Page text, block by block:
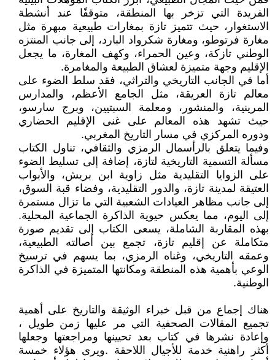
الفريدة التي تزخر بها المنطقة، متوقفًا عند أنشطة
الاستغوار، حيث تتميز تازة بمغارات طبيعية مبهرة مثل
مغارة فرتوطو، ومغارة شكرواد البارد، إلى جانب المنتزه
الوطني تازكة، وعين الحمراء، وكهف المغارة، ما يجعل
الإقليم وجهة متميزة لعشاق الطبيعة والمغامرة.
أما في الجانب التاريخي والتراثي، فقد سلط الضوء على
معالم تازة العريقة، مثل الجامع الأعظم، والمدارس
المرينية، والمنشور، ومعلمة السبتيين، وبرج سارسو،
حيث تشهد هذه المعالم على غنى الإقليم الحضاري
ودوره المركزي في مسار التاريخ المغربي.
وفيما يتعلق بالرأسمال الرمزي والثقافي، تناول الكتاب
مسألة التسمية التاريخية لتازة، إضافة إلى تسليط الضوء
على الزوايا التقليدية مثل زاوية ابن بريش، والأبواب
العتيقة لمدينة تازة، والدور التقليدية، وفضاء قبة السوق،
إلى جانب مظاهر العيادات الشعبية التي ما تزال مستمرة
إلى اليوم، مما يعكس حيوية الذاكرة الجماعية المحلية.
بهذه المقاربة الشاملة، يسعى الكتاب إلى تقديم صورة
متكاملة عن إقليم تازة، تجمع بين أصالته الطبيعية،
وعمقه التاريخي، وغناه الرمزي، بما يسهم في ترسيخ
الوعي بأهمية هذه المنطقة ومكانتها المتميزة في الذاكرة
الوطنية.
هناك إجماع من قبل خبراء الوثيقة والتاريخ على أهمية
تجميع المقالات الصحفية التي مر عليها زمن طويل ،
وإعادة نشرها في كتاب بعد تحيينها ومراجعتها وجعلها
أكثر راهنية خدمة للأجيال اللاحقة .ويرى هؤلاء خمسة